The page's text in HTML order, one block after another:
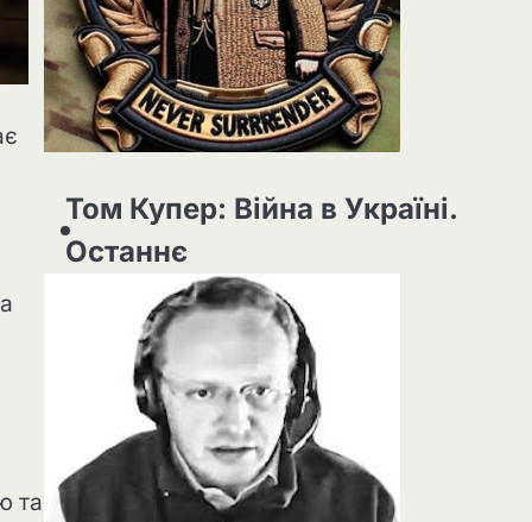
та
Том Купер: Війна в Україні.
Останнє